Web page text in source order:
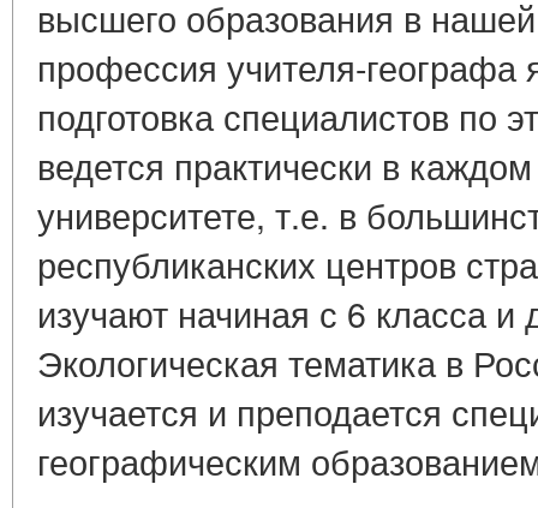
высшего образования в
профессия учителя-географа
подготовка специалистов по
ведется практически в
университете, т.е. в
республиканских центров
изучают начиная с 6 класса и
Экологическая тематика в
изучается и преподается
географическим